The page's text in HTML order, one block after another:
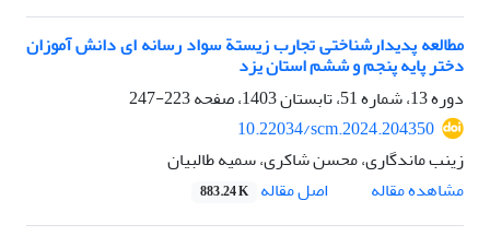
مطالعه پدیدارشناختی تجارب زیستة سواد رسانه ای دانش آموزان
دختر پایه پنجم و ششم استان یزد
دوره 13، شماره 51، تابستان 1403، صفحه
223-247
10.22034/scm.2024.204350
زینب ماندگاری، محسن شاکری، سمیه طالبیان
مشاهده مقاله
اصل مقاله 883.24 K